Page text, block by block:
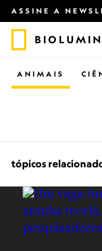
ASSINE A
ANIMAIS
tópicos